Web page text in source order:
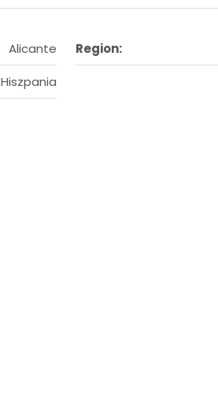
Alicante Region:
Hiszpania